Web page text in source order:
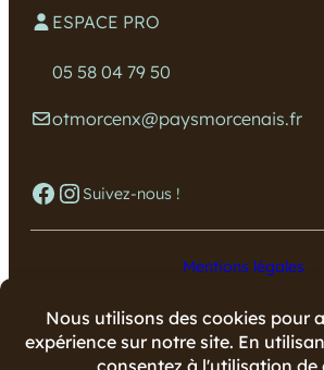
ESPACE PRO
05 58 04 79 50
otmorcenx@paysmorcenais.fr
Facebook Instagram Suivez-nous !
Mentions légales
Données personnelles